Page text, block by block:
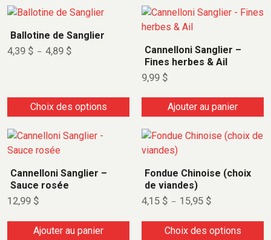
Ballotine de Sanglier
4,39 $ – 4,89 $
Choix des options
Cannelloni Sanglier –
Fines herbes & Ail
9,99 $
Ajouter au panier
Cannelloni Sanglier –
Sauce rosée
12,99 $
Ajouter au panier
Fondue Chinoise (choix
de viandes)
4,15 $ – 15,95 $
Choix des options